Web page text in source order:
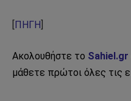
ΠΗΓΗ
Ακολουθήστε το Sahiel.gr
μάθετε πρώτοι όλες τις